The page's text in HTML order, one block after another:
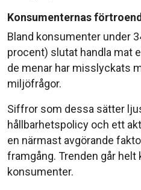
Konsumenternas
Bland konsumenter under
procent) slutat handla mat
de menar har misslyckats
miljöfrågor.
Siffror som dessa sätter
hållbarhetspolicy och ett
en närmast avgörande
framgång. Trenden går
konsumenter.